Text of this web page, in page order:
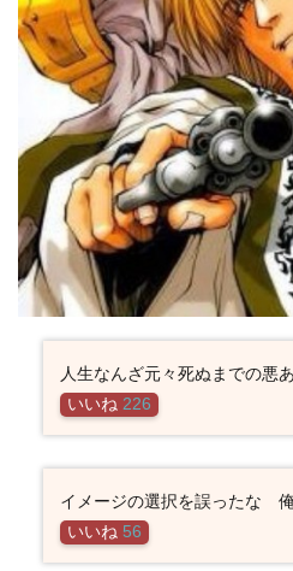
剛内
三蔵
法師
の名
言・
名セ
リフ
3.9
光明
三蔵
法師
言・
名セ
リフ
3.10
カミサ
マの名
セリフ
3.11
その他
登場人
人生なんざ元々死ぬまでの悪
いいね 226
イメージの選択を誤ったな
いいね 56